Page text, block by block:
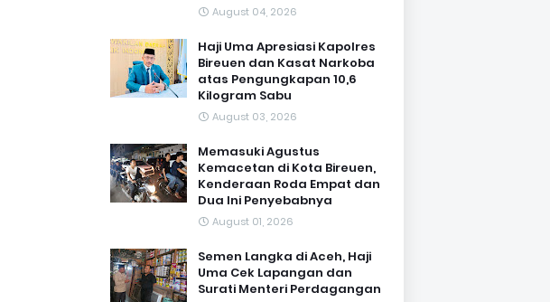
August 04, 2026
Haji Uma Apresiasi Kapolres
Bireuen dan Kasat Narkoba
atas Pengungkapan 10,6
Kilogram Sabu
August 03, 2026
Memasuki Agustus
Kemacetan di Kota Bireuen,
Kenderaan Roda Empat dan
Dua Ini Penyebabnya
August 01, 2026
Semen Langka di Aceh, Haji
Uma Cek Lapangan dan
Surati Menteri Perdagangan